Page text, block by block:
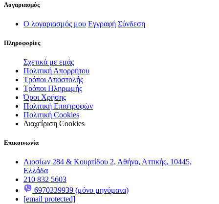
Λογαριασμός
Ο λογαριασμός μου Εγγραφή Σύνδεση
Πληροφορίες
Σχετικά με εμάς
Πολιτική Απορρήτου
Τρόποι Αποστολής
Τρόποι Πληρωμής
Όροι Χρήσης
Πολιτική Επιστροφών
Πολιτική Cookies
Διαχείριση Cookies
Επικοινωνία
Λιοσίων 284 & Κουρτίδου 2, Αθήνα, Αττικής, 10445,
Ελλάδα
210 832 5603
6970339939 (μόνο μηνύματα)
[email protected]